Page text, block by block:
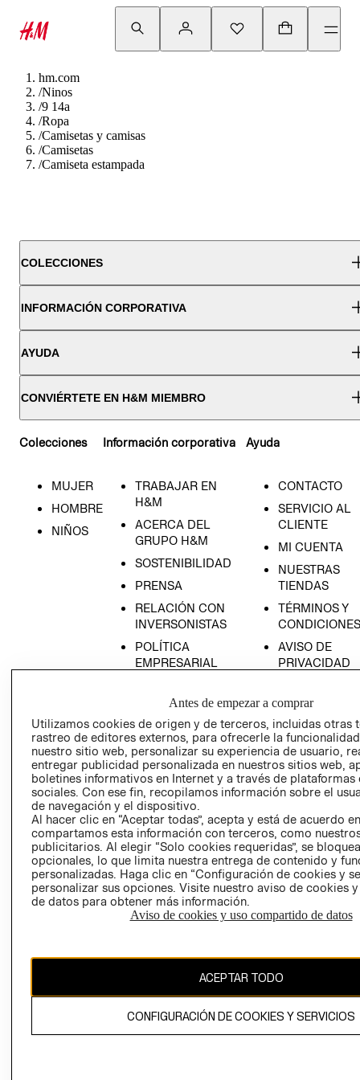
hm.com
/Ninos
/9 14a
/Ropa
/Camisetas y camisas
/Camisetas
/Camiseta estampada
COLECCIONES
INFORMACIÓN CORPORATIVA
AYUDA
CONVIÉRTETE EN H&M MIEMBRO
Colecciones
MUJER
HOMBRE
NIÑOS
Información corporativa
TRABAJAR EN
H&M
ACERCA DEL
GRUPO H&M
SOSTENIBILIDAD
PRENSA
RELACIÓN CON
INVERSONISTAS
POLÍTICA
EMPRESARIAL
Ayuda
CONTACTO
SERVICIO AL
CLIENTE
MI CUENTA
NUESTRAS
TIENDAS
TÉRMINOS Y
CONDICIONES
AVISO DE
PRIVACIDAD
AVISO DE
COOKIES
LIBRO DE
Ecuador ($)
CAMBIAR REGIÓN
El contenido de esta página web está protegido por copyright y es
Antes de empezar a comprar
Utilizamos cookies de origen y de terceros, incluidas otras
rastreo de editores externos, para ofrecerle la
nuestro sitio web, personalizar su experiencia de usuario,
entregar publicidad personalizada en nuestros sitios web,
boletines informativos en Internet y a través de plataformas
sociales. Con ese fin, recopilamos información sobre el
de navegación y el dispositivo.
Al hacer clic en “Aceptar todas”, acepta y está de acuerdo
compartamos esta información con terceros, como
publicitarios. Al elegir “Solo cookies requeridas”, se
opcionales, lo que limita nuestra entrega de contenido y
personalizadas. Haga clic en “Configuración de cookies y
personalizar sus opciones. Visite nuestro aviso de cookies
de datos para obtener más información.
Aviso de cookies y uso compartido de datos
ACEPTAR TODO
CONFIGURACIÓN DE COOKIES Y SERVICIOS